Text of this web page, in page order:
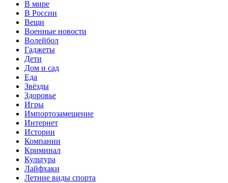
В мире
В России
Вещи
Военные новости
Волейбол
Гаджеты
Дети
Дом и сад
Еда
Звёзды
Здоровье
Игры
Импортозамещение
Интернет
Истории
Компании
Криминал
Культура
Лайфхаки
Летние виды спорта